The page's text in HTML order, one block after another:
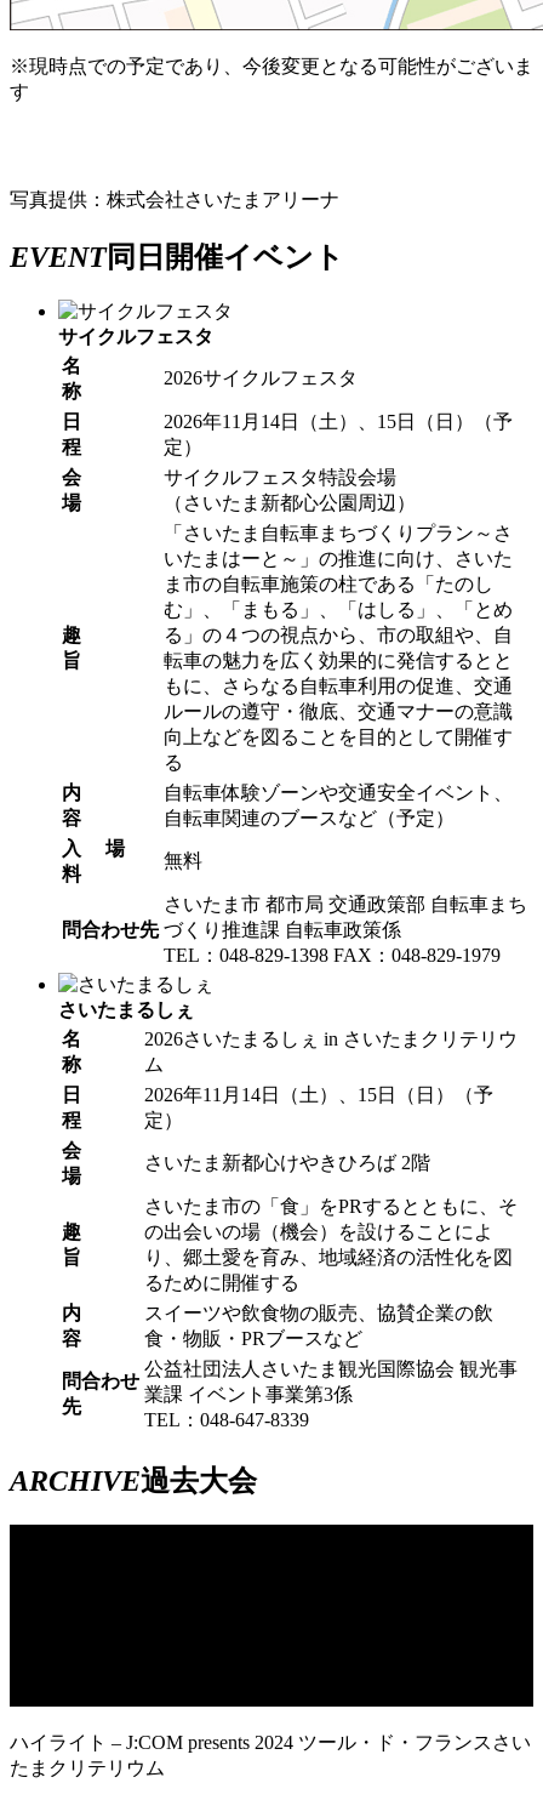
※現時点での予定であり、今後変更となる可能性がございま
す
写真提供：株式会社さいたまアリーナ
EVENT同日開催イベント
サイクルフェスタ
名
称
2026サイクルフェスタ
日
程
2026年11月14日（土）、15日（日）（予
定）
会
場
サイクルフェスタ特設会場
（さいたま新都心公園周辺）
趣
旨
「さいたま自転車まちづくりプラン～さ
いたまはーと～」の推進に向け、さいた
ま市の自転車施策の柱である「たのし
む」、「まもる」、「はしる」、「とめ
る」の４つの視点から、市の取組や、自
転車の魅力を広く効果的に発信するとと
もに、さらなる自転車利用の促進、交通
ルールの遵守・徹底、交通マナーの意識
向上などを図ることを目的として開催す
る
内
容
自転車体験ゾーンや交通安全イベント、
自転車関連のブースなど（予定）
入 場
料
無料
問合わせ先
さいたま市 都市局 交通政策部 自転車まち
づくり推進課 自転車政策係
TEL：048-829-1398 FAX：048-829-1979
さいたまるしぇ
名
称
2026さいたまるしぇ in さいたまクリテリウ
ム
日
程
2026年11月14日（土）、15日（日）（予
定）
会
場
さいたま新都心けやきひろば 2階
趣
旨
さいたま市の「食」をPRするとともに、そ
の出会いの場（機会）を設けることによ
り、郷土愛を育み、地域経済の活性化を図
るために開催する
内
容
スイーツや飲食物の販売、協賛企業の飲
食・物販・PRブースなど
問合わせ
先
公益社団法人さいたま観光国際協会 観光事
業課 イベント事業第3係
TEL：048-647-8339
ARCHIVE過去大会
ハイライト – J:COM presents 2024 ツール・ド・フランスさい
たまクリテリウム